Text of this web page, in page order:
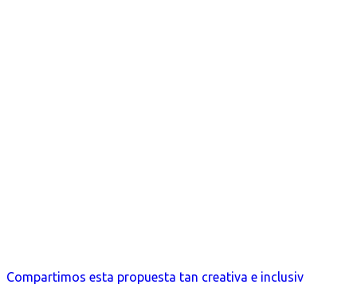
Compartimos esta propuesta tan creativa e inclusiv